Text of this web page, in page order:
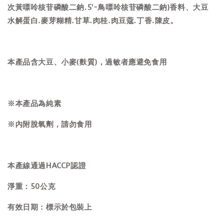
次黃嘌呤核苷磷酸二鈉.5'-鳥嘌呤核苷磷酸二鈉)香料、大豆
水解蛋白.麥芽糊精.甘草.肉桂.肉豆蔻.丁香.陳皮。
本產品含大豆、小麥(麩質)，過敏者應避免食用
※本產品為純素
※內附脫氧劑，請勿食用
本產線通過HACCP認證
淨重：50公克
有效日期：標示於包裝上